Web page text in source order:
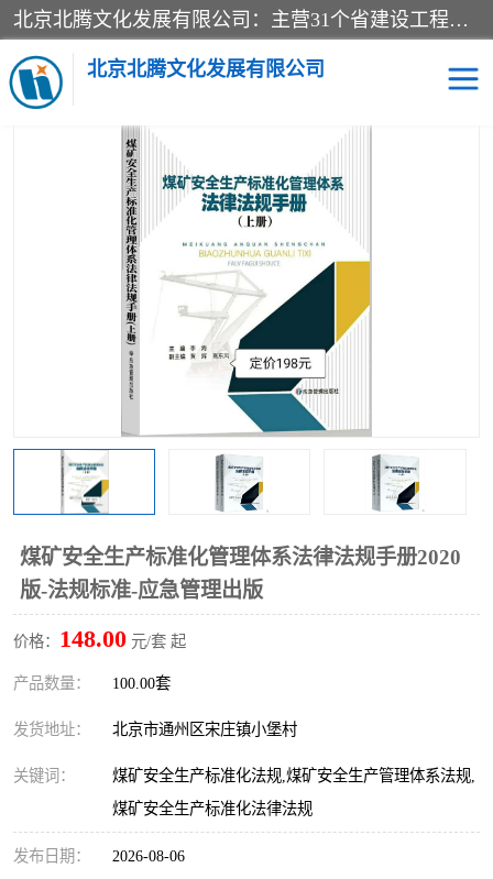
北京北腾文化发展有限公司：主营31个省建设工程预算书,工程预算软件,工程计价依据,工程造价定额,工程量清单计价定额,建设工程量消耗量定额,各行业工程预算定额,铁路定额,电力定额,矿山定额,*,黄金定额,钢铁企业检修定额,中石化安装检修定额,煤矿图书,医院书籍等.诚信的经营，在发展的同时公司不忘不断总结不断优化为客户的服务，和一如既往的热情赢得了新老客户的极高评价及青睐。
北京北腾文化发展有限公司
当前位置：首页>供应商机>煤矿图书> 煤矿安全生产标准化管理
体系法律法规手册2020版-法规标准-应急管理出版
煤矿安全生产标准化管理体系法律法规手册2020
版-法规标准-应急管理出版
价格： 148.00 元/套 起
产品数量： 100.00套
发货地址： 北京市通州区宋庄镇小堡村
关键词：
煤矿安全生产标准化法规,煤矿安全生产管理体系法规,
煤矿安全生产标准化法律法规
发布日期： 2026-08-06
预算定额
煤矿图书
铁路建设工程预算定额
电力行业工程预算定额 石油化工安装预算定额
新石油化工检修定额 石油化工概算定额数据
石油建设安装工程预算定 长输管道工程检修维修预
山东省工程预算定额
电网技改,拆除,检修定额 炼油化工计价依据定额
信息通信建设工程预算定
额
火力发电机组检修定额
湖北建设工程消耗量定额
煤炭建设工程预算定额 钢铁检修工程预算定额
黄金矿山工程预算定额 冶金工业矿山建设工程预
算定额2
冶金工业建设工程预算定 人防工程预算定额